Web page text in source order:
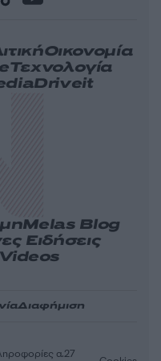
Οικονομία
Τεχνολογία
Driveit
Melas Blog
Ειδήσεις
Διαφήμιση
α.27